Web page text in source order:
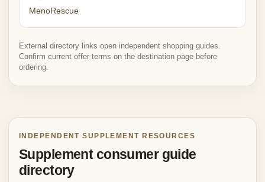
MenoRescue
External directory links open independent shopping guides.
Confirm current offer terms on the destination page before
ordering.
INDEPENDENT SUPPLEMENT RESOURCES
Supplement consumer guide
directory